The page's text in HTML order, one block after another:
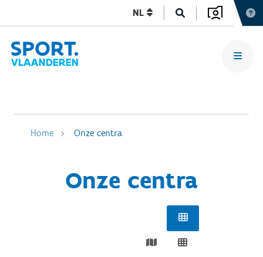
NL
Home Onze centra
Onze centra